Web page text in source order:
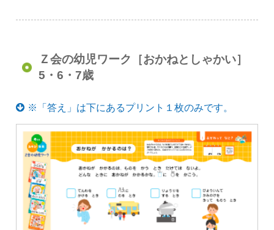
Ｚ会の幼児ワーク［おかねとしゃかい］
5・6・7歳
※「答え」は下にあるプリント１枚のみです。